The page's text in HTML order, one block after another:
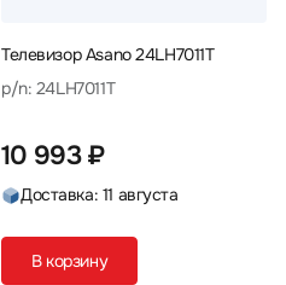
Телевизор Asano 24LH7011T
p/n: 24LH7011T
10 993 ₽
Доставка: 11 августа
В корзину